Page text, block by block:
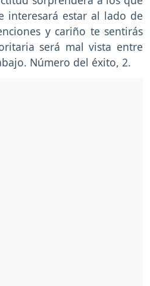
interesará estar al lado de
y cariño te sentirás
será mal vista entre
Número del éxito, 2.